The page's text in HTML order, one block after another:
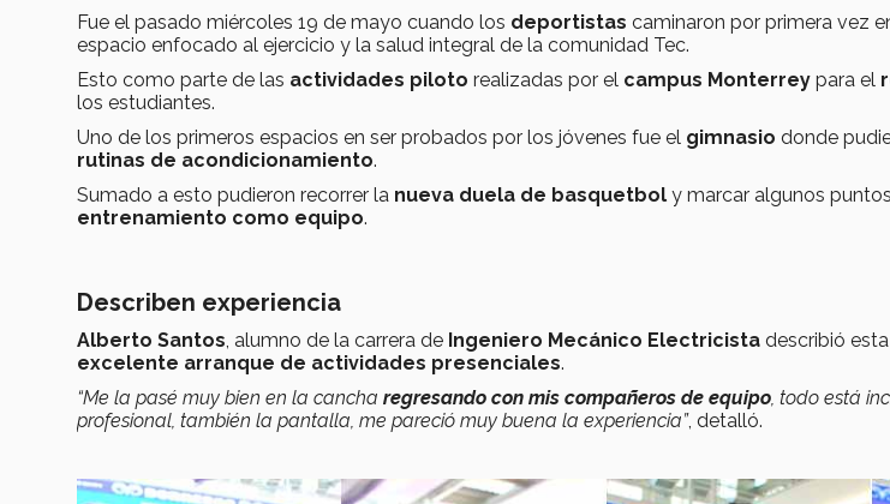
Fue el pasado miércoles 19 de mayo cuando los deportistas caminaron por primera vez
espacio enfocado al ejercicio y la salud integral de la comunidad Tec.
Esto como parte de las actividades piloto realizadas por el campus Monterrey para el
los estudiantes.
Uno de los primeros espacios en ser probados por los jóvenes fue el gimnasio donde
rutinas de acondicionamiento.
Sumado a esto pudieron recorrer la nueva duela de basquetbol y marcar algunos
entrenamiento como equipo.
Describen experiencia
Alberto Santos , alumno de la carrera de Ingeniero Mecánico Electricista describió
excelente arranque de actividades presenciales.
“Me la pasé muy bien en la cancha regresando con mis compañeros de equipo , todo está
profesional, también la pantalla, me pareció muy buena la experiencia”, detalló.